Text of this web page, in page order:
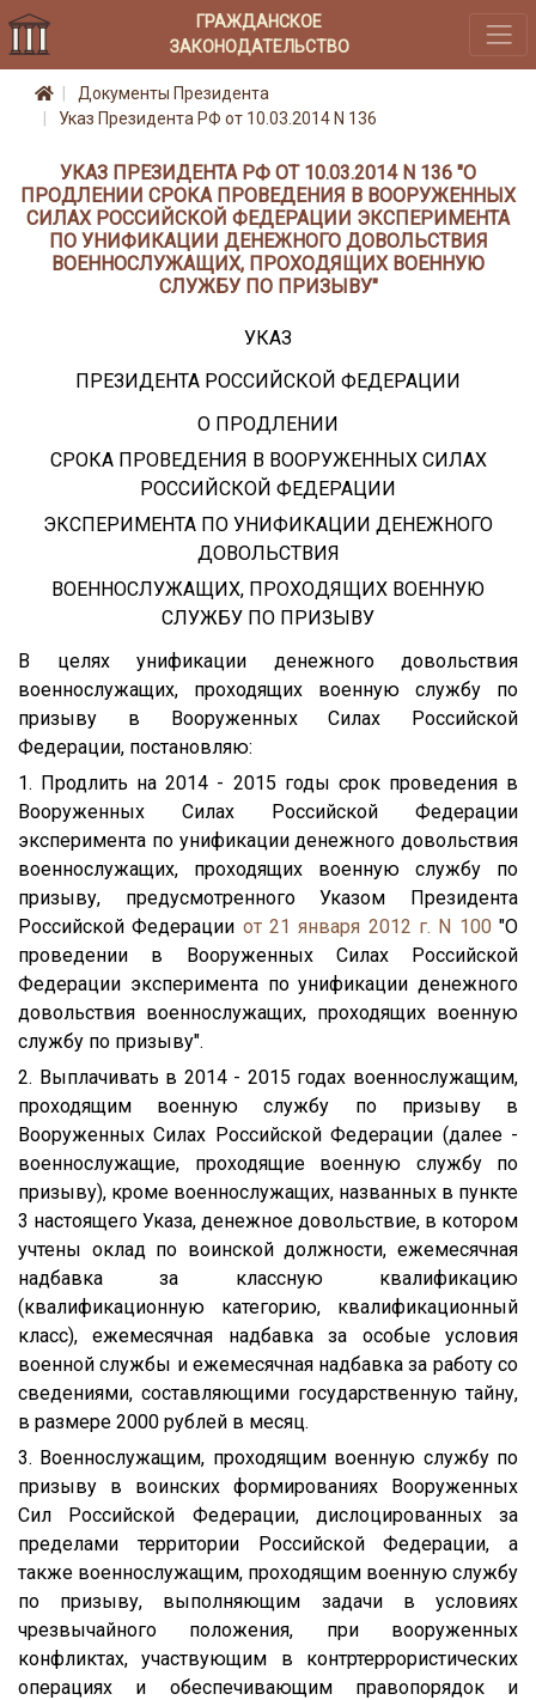
ГРАЖДАНСКОЕ
ЗАКОНОДАТЕЛЬСТВО
Документы Президента
Указ Президента РФ от 10.03.2014 N 136
УКАЗ ПРЕЗИДЕНТА РФ ОТ 10.03.2014 N 136 "О
ПРОДЛЕНИИ СРОКА ПРОВЕДЕНИЯ В ВООРУЖЕННЫХ
СИЛАХ РОССИЙСКОЙ ФЕДЕРАЦИИ ЭКСПЕРИМЕНТА
ПО УНИФИКАЦИИ ДЕНЕЖНОГО ДОВОЛЬСТВИЯ
ВОЕННОСЛУЖАЩИХ, ПРОХОДЯЩИХ ВОЕННУЮ
СЛУЖБУ ПО ПРИЗЫВУ"
УКАЗ
ПРЕЗИДЕНТА РОССИЙСКОЙ ФЕДЕРАЦИИ
О ПРОДЛЕНИИ
СРОКА ПРОВЕДЕНИЯ В ВООРУЖЕННЫХ СИЛАХ
РОССИЙСКОЙ ФЕДЕРАЦИИ
ЭКСПЕРИМЕНТА ПО УНИФИКАЦИИ ДЕНЕЖНОГО
ДОВОЛЬСТВИЯ
ВОЕННОСЛУЖАЩИХ, ПРОХОДЯЩИХ ВОЕННУЮ
СЛУЖБУ ПО ПРИЗЫВУ
В целях унификации денежного довольствия
военнослужащих, проходящих военную службу по
призыву в Вооруженных Силах Российской
Федерации, постановляю:
1. Продлить на 2014 - 2015 годы срок проведения в
Вооруженных Силах Российской Федерации
эксперимента по унификации денежного довольствия
военнослужащих, проходящих военную службу по
призыву, предусмотренного Указом Президента
Российской Федерации от 21 января 2012 г. N 100 "О
проведении в Вооруженных Силах Российской
Федерации эксперимента по унификации денежного
довольствия военнослужащих, проходящих военную
службу по призыву".
2. Выплачивать в 2014 - 2015 годах военнослужащим,
проходящим военную службу по призыву в
Вооруженных Силах Российской Федерации (далее -
военнослужащие, проходящие военную службу по
призыву), кроме военнослужащих, названных в пункте
3 настоящего Указа, денежное довольствие, в котором
учтены оклад по воинской должности, ежемесячная
надбавка за классную квалификацию
(квалификационную категорию, квалификационный
класс), ежемесячная надбавка за особые условия
военной службы и ежемесячная надбавка за работу со
сведениями, составляющими государственную тайну,
в размере 2000 рублей в месяц.
3. Военнослужащим, проходящим военную службу по
призыву в воинских формированиях Вооруженных
Сил Российской Федерации, дислоцированных за
пределами территории Российской Федерации, а
также военнослужащим, проходящим военную службу
по призыву, выполняющим задачи в условиях
чрезвычайного положения, при вооруженных
конфликтах, участвующим в контртеррористических
операциях и обеспечивающим правопорядок и